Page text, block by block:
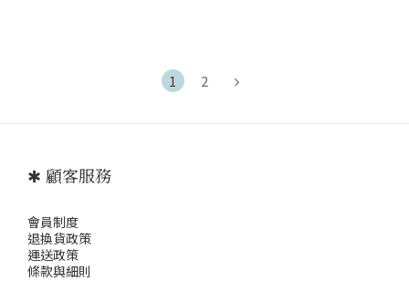
1 2
✱ 顧客服務
會員制度
退換貨政策
運送政策
條款與細則